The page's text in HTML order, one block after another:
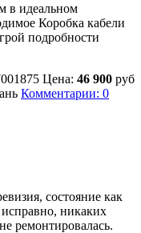
в идеальном
Коробка кабели
подробности
Цена: 46 900 руб
Комментарии: 0
состояние как
исправно, никаких
ремонтировалась.